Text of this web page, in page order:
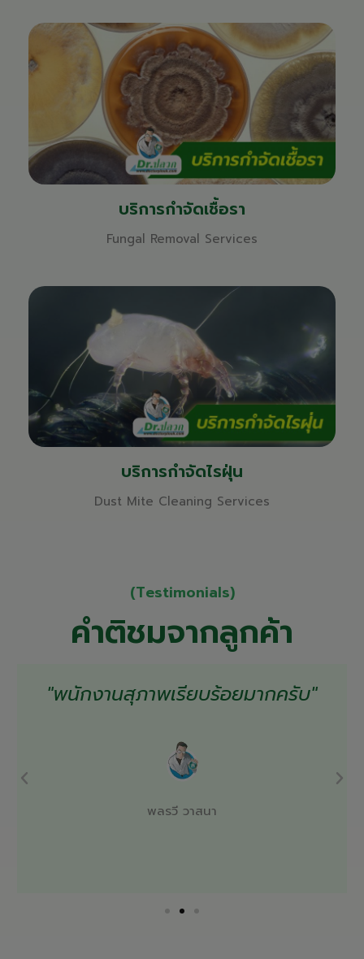
บริการกำจัดเชื้อรา
Fungal Removal Services
บริการกำจัดไรฝุ่น
Dust Mite Cleaning Services
(Testimonials)
คำติชมจากลูกค้า
"พนักงานสุภาพเรียบร้อยมากครับ"
พลรวี วาสนา